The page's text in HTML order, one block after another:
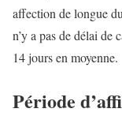
affection de longue
n’y a pas de délai de
14 jours en moyenne.
Période